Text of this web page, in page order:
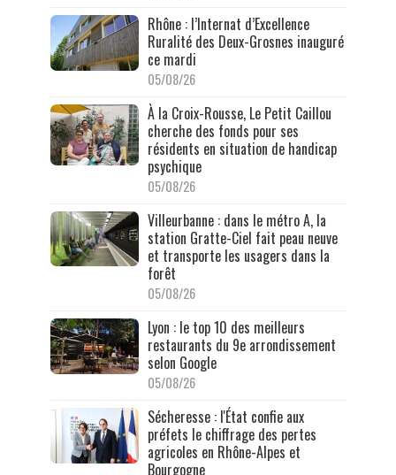
Rhône : l’Internat d’Excellence
Ruralité des Deux-Grosnes inauguré
ce mardi
05/08/26
À la Croix-Rousse, Le Petit Caillou
cherche des fonds pour ses
résidents en situation de handicap
psychique
05/08/26
Villeurbanne : dans le métro A, la
station Gratte-Ciel fait peau neuve
et transporte les usagers dans la
forêt
05/08/26
Lyon : le top 10 des meilleurs
restaurants du 9e arrondissement
selon Google
05/08/26
Sécheresse : l'État confie aux
préfets le chiffrage des pertes
agricoles en Rhône-Alpes et
Bourgogne